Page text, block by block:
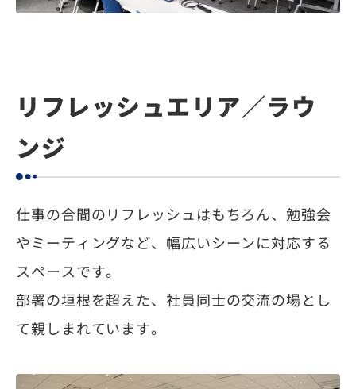
リフレッシュエリア／ラウ
ンジ
仕事の合間のリフレッシュはもちろん、勉強会
やミーティングなど、幅広いシーンに対応する
スペースです。
部署の垣根を超えた、社員同士の交流の場とし
て親しまれています。